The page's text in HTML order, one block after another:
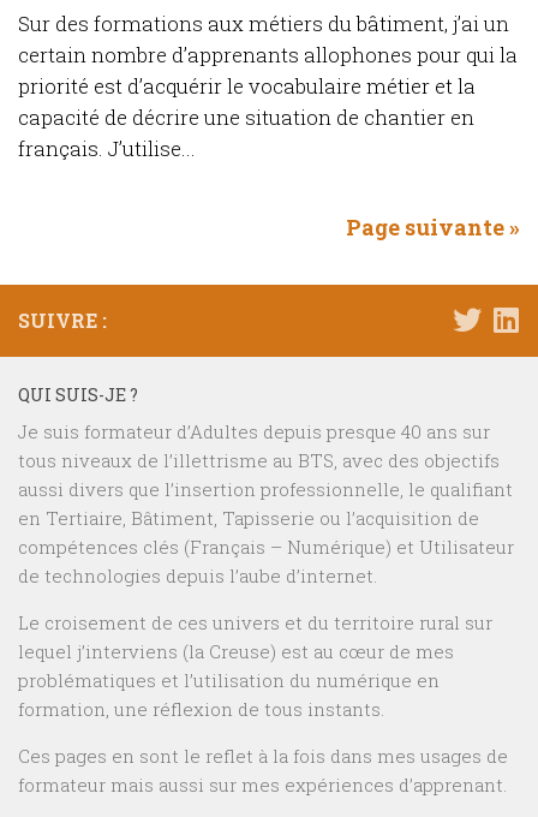
Sur des formations aux métiers du bâtiment, j’ai un
certain nombre d’apprenants allophones pour qui la
priorité est d’acquérir le vocabulaire métier et la
capacité de décrire une situation de chantier en
français. J’utilise...
Page suivante »
SUIVRE :
QUI SUIS-JE ?
Je suis formateur d’Adultes depuis presque 40 ans sur
tous niveaux de l’illettrisme au BTS, avec des objectifs
aussi divers que l’insertion professionnelle, le qualifiant
en Tertiaire, Bâtiment, Tapisserie ou l’acquisition de
compétences clés (Français – Numérique) et Utilisateur
de technologies depuis l’aube d’internet.
Le croisement de ces univers et du territoire rural sur
lequel j’interviens (la Creuse) est au cœur de mes
problématiques et l’utilisation du numérique en
formation, une réflexion de tous instants.
Ces pages en sont le reflet à la fois dans mes usages de
formateur mais aussi sur mes expériences d’apprenant.